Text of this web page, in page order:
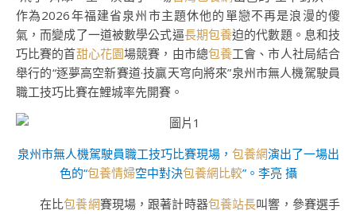
作為2026年福建省泉州市主題休他的單戀不再是浪漫的傻
氣，而變成了一道被數學公式逼長期包養迫的代數題。息和技
巧比賽的首甜心花園場競賽，由市總包養工會、市人社局結合
舉行的“逐夢高空新賽道·技贏天穹向將來”泉州市無人機駕駛員
職工技巧比賽在鯉城率先開賽。
泉州市無人機駕駛員職工技巧比賽現場， 包養網演出了一場出
色的“包養情婦空中對決包養網比較”。李亮 攝
在比包養網賽現場，跟著計時器包養站長叫響，參賽選手